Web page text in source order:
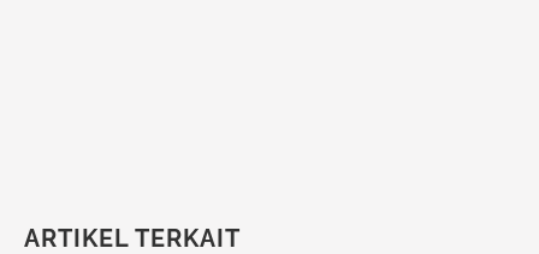
ARTIKEL TERKAIT